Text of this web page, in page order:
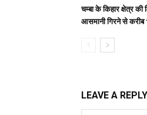
चम्बा के किहार क्षेत्र
आसमानी गिरने से करीब
LEAVE A REPLY